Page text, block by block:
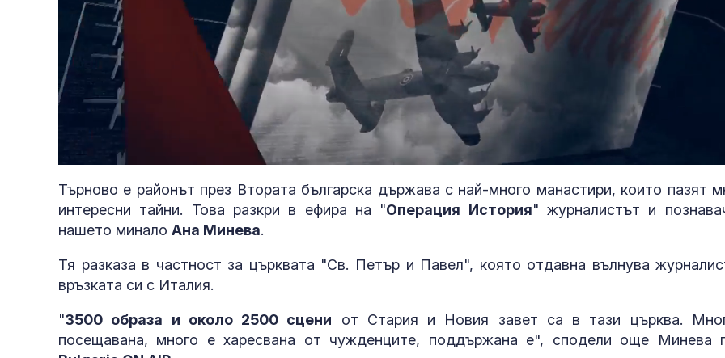
Unmute
Търново е районът през Втората българска държава с най-много манастири, които пазят
интересни тайни. Това разкри в ефира на "Операция История" журналистът и
нашето минало Ана Минева.
Тя разказа в частност за църквата "Св. Петър и Павел", която отдавна вълнува
връзката си с Италия.
"3500 образа и около 2500 сцени от Стария и Новия завет са в тази църква.
посещавана, много е харесвана от чужденците, поддържана е", сподели още Минева
За
щурмовите
хеликоптери